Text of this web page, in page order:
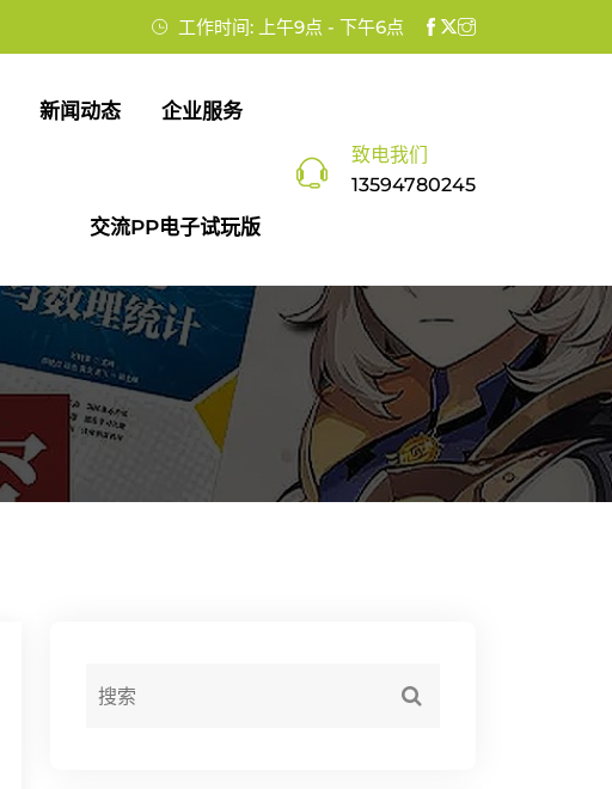
工作时间: 上午9点 - 下午6点
新闻动态 企业服务
交流PP电子试玩版
致电我们
13594780245